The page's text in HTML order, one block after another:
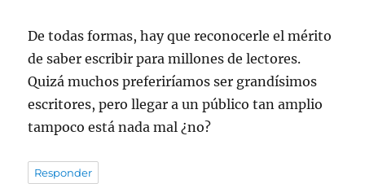
De todas formas, hay que reconocerle el mérito
de saber escribir para millones de lectores.
Quizá muchos preferiríamos ser grandísimos
escritores, pero llegar a un público tan amplio
tampoco está nada mal ¿no?
Responder